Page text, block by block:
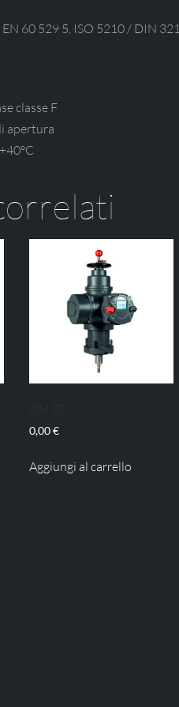
60 529 5, ISO 5210 / DIN
classe F
apertura
CM FS
0,00€
Aggiungi al carrello